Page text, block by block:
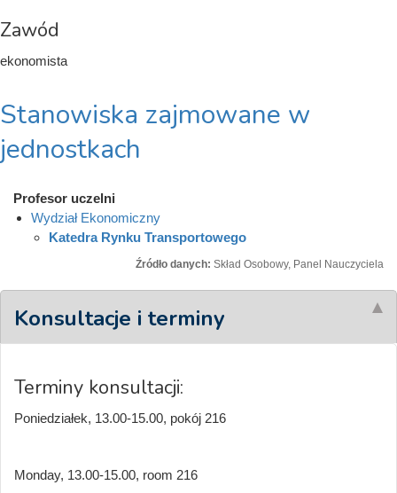
Zawód
ekonomista
Stanowiska zajmowane w
jednostkach
Profesor uczelni
Wydział Ekonomiczny
Katedra Rynku Transportowego
Źródło danych: Skład Osobowy, Panel Nauczyciela
Konsultacje i terminy
Terminy konsultacji:
Poniedziałek, 13.00-15.00, pokój 216
Monday, 13.00-15.00, room 216